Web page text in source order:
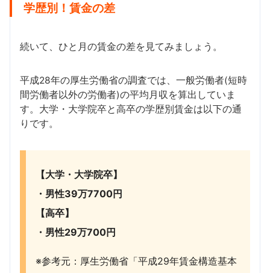
学歴別！賃金の差
続いて、ひと月の賃金の差を見てみましょう。
平成28年の厚生労働省の調査では、一般労働者(短時
間労働者以外の労働者)の平均月収を算出していま
す。大学・大学院卒と高卒の学歴別賃金は以下の通
りです。
【大学・大学院卒】
・男性39万7700円
【高卒】
・男性29万700円
※参考元：厚生労働省「平成29年賃金構造基本